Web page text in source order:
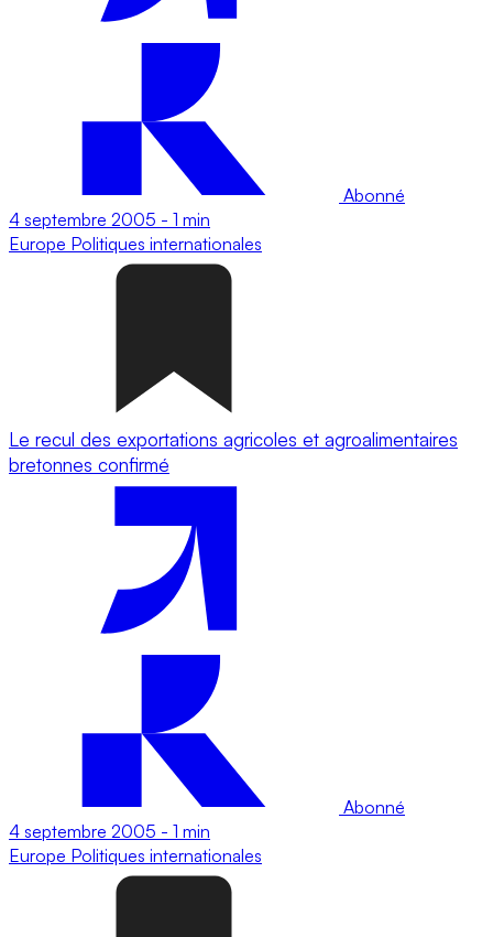
Abonné
4 septembre 2005 - 1 min
Europe Politiques internationales
Le recul des exportations agricoles et agroalimentaires
bretonnes confirmé
Abonné
4 septembre 2005 - 1 min
Europe Politiques internationales